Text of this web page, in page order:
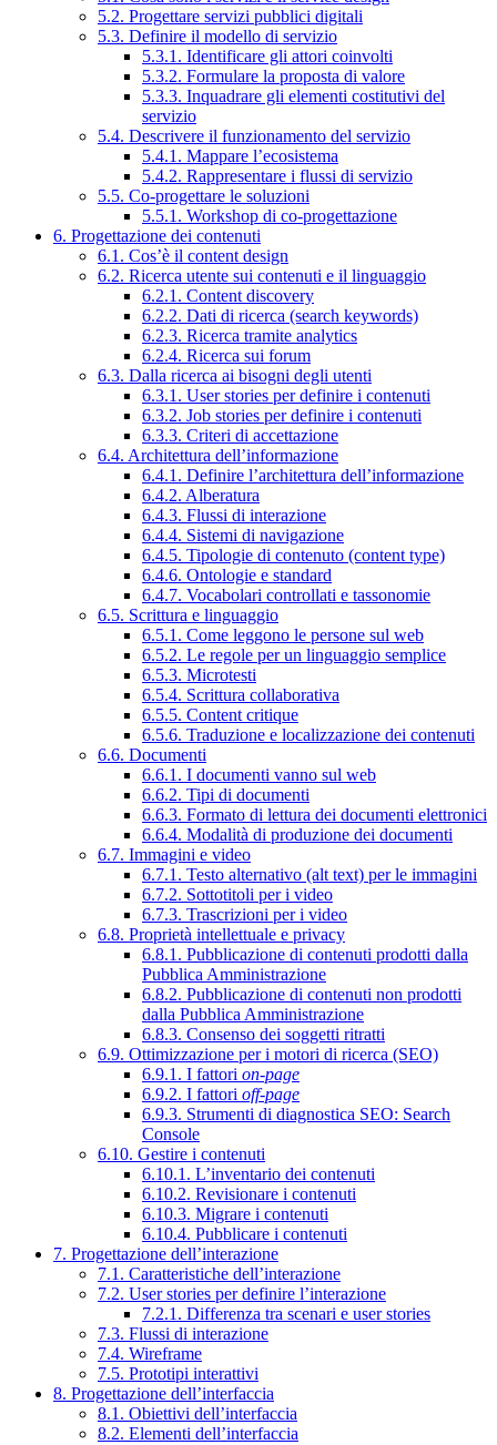
5.2. Progettare servizi pubblici digitali
5.3. Definire il modello di servizio
5.3.1. Identificare gli attori coinvolti
5.3.2. Formulare la proposta di valore
5.3.3. Inquadrare gli elementi costitutivi del
servizio
5.4. Descrivere il funzionamento del servizio
5.4.1. Mappare l’ecosistema
5.4.2. Rappresentare i flussi di servizio
5.5. Co-progettare le soluzioni
5.5.1. Workshop di co-progettazione
6. Progettazione dei contenuti
6.1. Cos’è il content design
6.2. Ricerca utente sui contenuti e il linguaggio
6.2.1. Content discovery
6.2.2. Dati di ricerca (search keywords)
6.2.3. Ricerca tramite analytics
6.2.4. Ricerca sui forum
6.3. Dalla ricerca ai bisogni degli utenti
6.3.1. User stories per definire i contenuti
6.3.2. Job stories per definire i contenuti
6.3.3. Criteri di accettazione
6.4. Architettura dell’informazione
6.4.1. Definire l’architettura dell’informazione
6.4.2. Alberatura
6.4.3. Flussi di interazione
6.4.4. Sistemi di navigazione
6.4.5. Tipologie di contenuto (content type)
6.4.6. Ontologie e standard
6.4.7. Vocabolari controllati e tassonomie
6.5. Scrittura e linguaggio
6.5.1. Come leggono le persone sul web
6.5.2. Le regole per un linguaggio semplice
6.5.3. Microtesti
6.5.4. Scrittura collaborativa
6.5.5. Content critique
6.5.6. Traduzione e localizzazione dei contenuti
6.6. Documenti
6.6.1. I documenti vanno sul web
6.6.2. Tipi di documenti
6.6.3. Formato di lettura dei documenti elettronici
6.6.4. Modalità di produzione dei documenti
6.7. Immagini e video
6.7.1. Testo alternativo (alt text) per le immagini
6.7.2. Sottotitoli per i video
6.7.3. Trascrizioni per i video
6.8. Proprietà intellettuale e privacy
6.8.1. Pubblicazione di contenuti prodotti dalla
Pubblica Amministrazione
6.8.2. Pubblicazione di contenuti non prodotti
dalla Pubblica Amministrazione
6.8.3. Consenso dei soggetti ritratti
6.9. Ottimizzazione per i motori di ricerca (SEO)
6.9.1. I fattori on-page
6.9.2. I fattori off-page
6.9.3. Strumenti di diagnostica SEO: Search
Console
6.10. Gestire i contenuti
6.10.1. L’inventario dei contenuti
6.10.2. Revisionare i contenuti
6.10.3. Migrare i contenuti
6.10.4. Pubblicare i contenuti
7. Progettazione dell’interazione
7.1. Caratteristiche dell’interazione
7.2. User stories per definire l’interazione
7.2.1. Differenza tra scenari e user stories
7.3. Flussi di interazione
7.4. Wireframe
7.5. Prototipi interattivi
8. Progettazione dell’interfaccia
8.1. Obiettivi dell’interfaccia
8.2. Elementi dell’interfaccia